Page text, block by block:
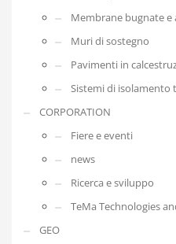
Membrane bugnate e
Muri di sostegno
Pavimenti in
Sistemi di isolamento
CORPORATION
Fiere e eventi
news
Ricerca e sviluppo
TeMa Technologies
GEO